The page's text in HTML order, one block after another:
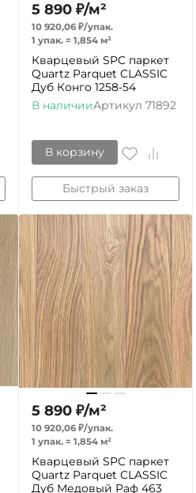
5 890 ₽/м²
10 920,06 ₽/упак.
1 упак. = 1,854 м²
Кварцевый SPC паркет
Quartz Parquet CLASSIC
Дуб Конго 1258-54
В наличииАртикул 71892
В корзину
Быстрый заказ
5 890 ₽/м²
10 920,06 ₽/упак.
1 упак. = 1,854 м²
Кварцевый SPC паркет
Quartz Parquet CLASSIC
Дуб Медовый Раф 463